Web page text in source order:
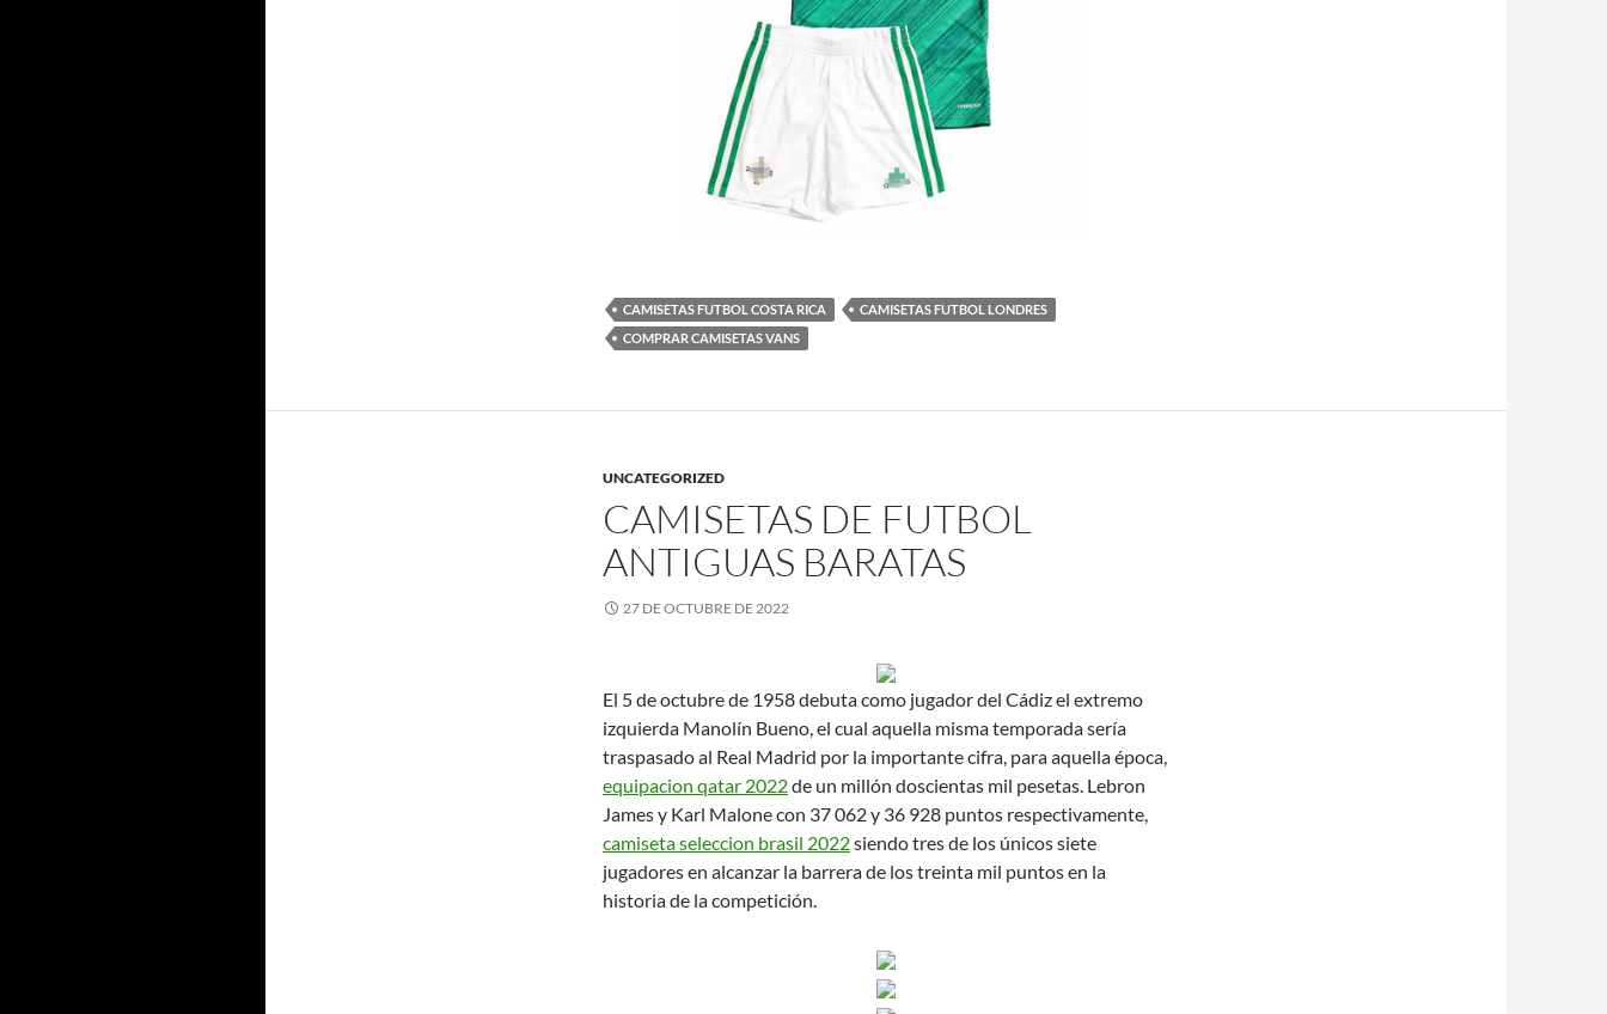
CAMISETAS FUTBOL COSTA RICA
CAMISETAS FUTBOL LONDRES
COMPRAR CAMISETAS VANS
UNCATEGORIZED
CAMISETAS DE FUTBOL
ANTIGUAS BARATAS
27 DE OCTUBRE DE 2022
El 5 de octubre de 1958 debuta como jugador del Cádiz el extremo
izquierda Manolín Bueno, el cual aquella misma temporada sería
traspasado al Real Madrid por la importante cifra, para aquella época,
equipacion qatar 2022de un millón doscientas mil pesetas. Lebron
James y Karl Malone con 37 062 y 36 928 puntos respectivamente,
camiseta seleccion brasil 2022siendo tres de los únicos siete
jugadores en alcanzar la barrera de los treinta mil puntos en la
historia de la competición.